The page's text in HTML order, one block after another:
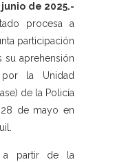
de 2025.-
procesa a
participación
su aprehensión
por la Unidad
de la Policía
de mayo en
a partir de la